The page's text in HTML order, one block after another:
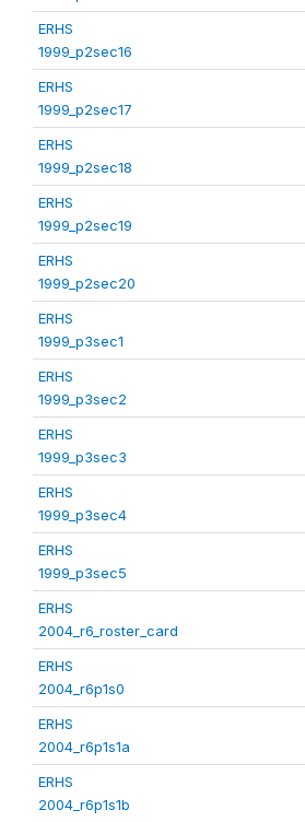
ERHS
1999_p2sec16
ERHS
1999_p2sec17
ERHS
1999_p2sec18
ERHS
1999_p2sec19
ERHS
1999_p2sec20
ERHS
1999_p3sec1
ERHS
1999_p3sec2
ERHS
1999_p3sec3
ERHS
1999_p3sec4
ERHS
1999_p3sec5
ERHS
2004_r6_roster_card
ERHS
2004_r6p1s0
ERHS
2004_r6p1s1a
ERHS
2004_r6p1s1b